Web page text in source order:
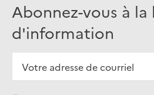
Abonnez-vous à
d'information